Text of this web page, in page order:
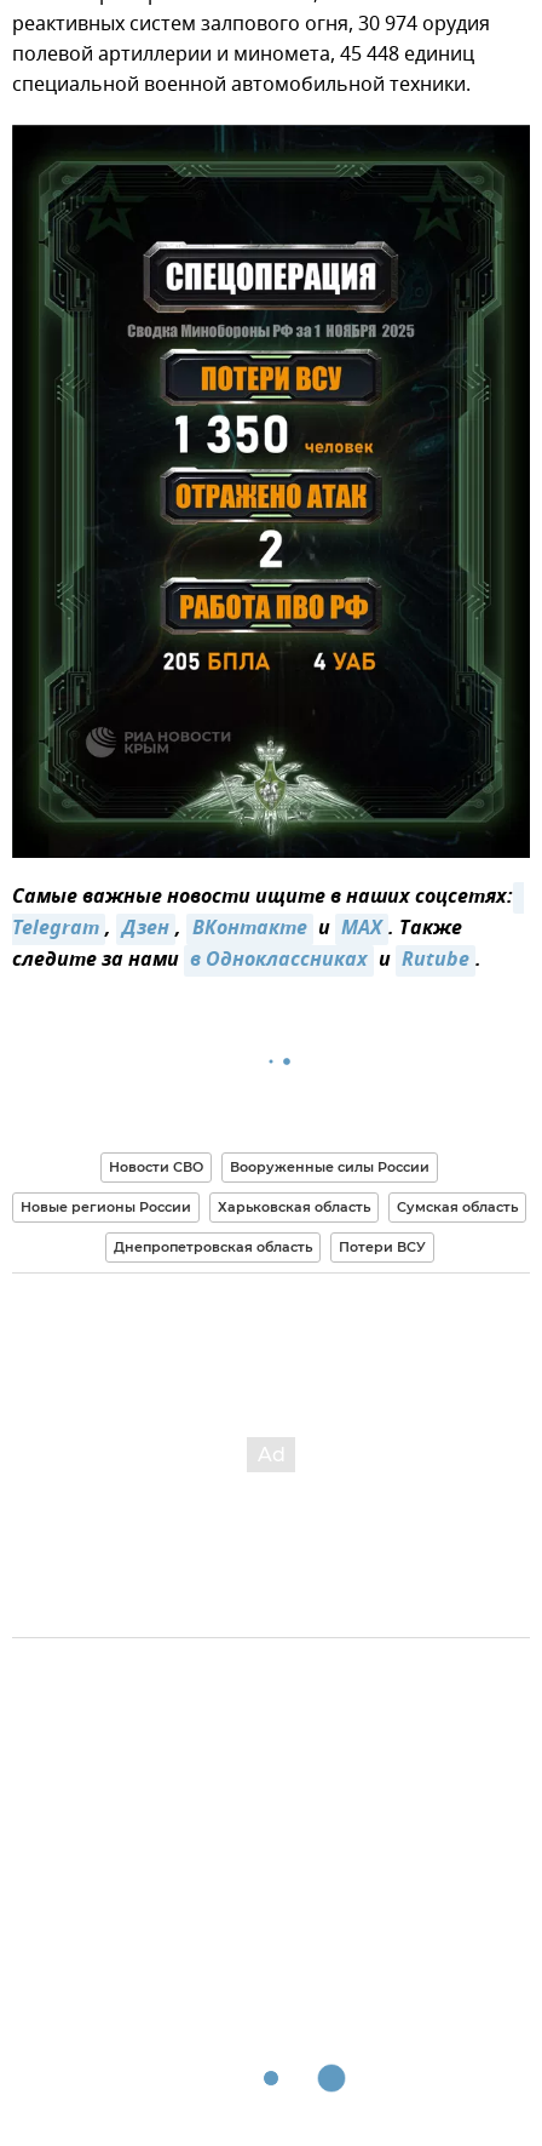
реактивных систем залпового огня, 30 974 орудия
полевой артиллерии и миномета, 45 448 единиц
специальной военной автомобильной техники.
Самые важные новости ищите в наших соцсетях:
Telegram, Дзен, ВКонтакте и MAX. Также
следите за нами в Одноклассниках и Rutube.
Новости СВО Вооруженные силы России
Новые регионы России Харьковская область Сумская область
Днепропетровская область Потери ВСУ